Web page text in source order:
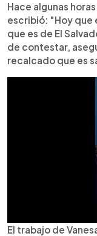
Hace algunas
escribió: "Hoy que
que es de El
de contestar,
recalcado que es
El trabajo de